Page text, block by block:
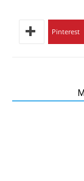
Pinterest